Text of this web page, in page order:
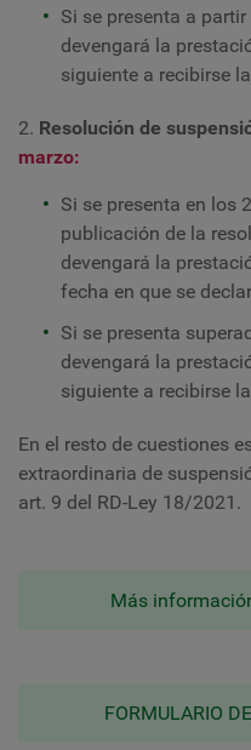
Si se presenta a
devengará la
siguiente a recibirse
2. Resolución de
marzo:
Si se presenta en los
publicación de la
devengará la
fecha en que se
Si se presenta
devengará la
siguiente a recibirse
En el resto de cuestiones
extraordinaria de
art. 9 del RD-Ley 18/2021.
Más
FORMULARIO